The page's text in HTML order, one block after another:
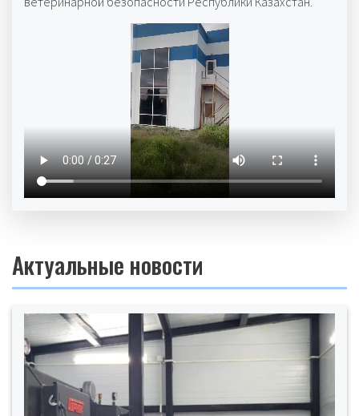
Актуальные новости